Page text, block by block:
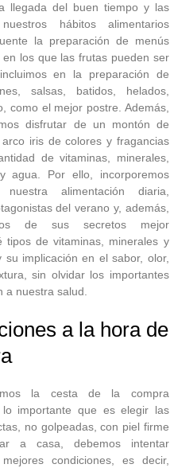
llegada del buen tiempo y las
hábitos alimentarios
la preparación de menús
los que las frutas pueden ser
en la preparación de
salsas, batidos, helados,
como el mejor postre. Además,
disfrutar de un montón de
iris de colores y fragancias
de vitaminas, minerales,
agua. Por ello, incorporemos
alimentación diaria,
del verano y, además,
de sus secretos mejor
tipos de vitaminas, minerales y
su implicación en el sabor, olor,
sin olvidar los importantes
a nuestra salud.
a la hora de
la cesta de la compra
importante que es elegir las
no golpeadas, con piel firme
a casa, debemos intentar
condiciones, es decir,